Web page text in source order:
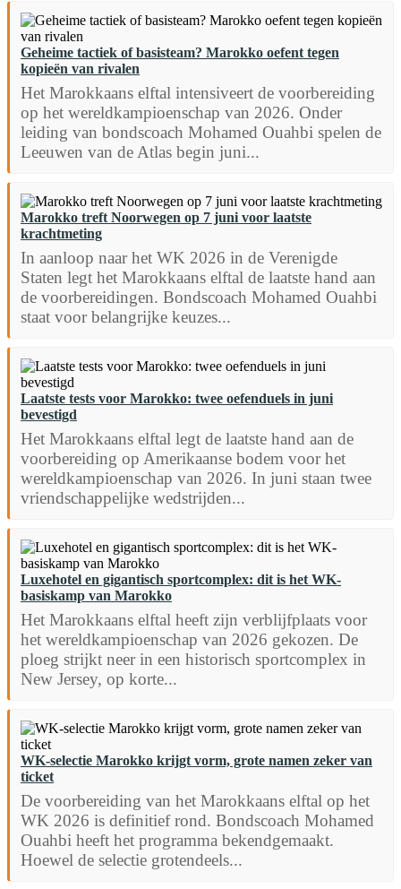
Geheime tactiek of basisteam? Marokko oefent tegen
kopieën van rivalen
Het Marokkaans elftal intensiveert de voorbereiding
op het wereldkampioenschap van 2026. Onder
leiding van bondscoach Mohamed Ouahbi spelen de
Leeuwen van de Atlas begin juni...
Marokko treft Noorwegen op 7 juni voor laatste
krachtmeting
In aanloop naar het WK 2026 in de Verenigde
Staten legt het Marokkaans elftal de laatste hand aan
de voorbereidingen. Bondscoach Mohamed Ouahbi
staat voor belangrijke keuzes...
Laatste tests voor Marokko: twee oefenduels in juni
bevestigd
Het Marokkaans elftal legt de laatste hand aan de
voorbereiding op Amerikaanse bodem voor het
wereldkampioenschap van 2026. In juni staan twee
vriendschappelijke wedstrijden...
Luxehotel en gigantisch sportcomplex: dit is het WK-
basiskamp van Marokko
Het Marokkaans elftal heeft zijn verblijfplaats voor
het wereldkampioenschap van 2026 gekozen. De
ploeg strijkt neer in een historisch sportcomplex in
New Jersey, op korte...
WK-selectie Marokko krijgt vorm, grote namen zeker van
ticket
De voorbereiding van het Marokkaans elftal op het
WK 2026 is definitief rond. Bondscoach Mohamed
Ouahbi heeft het programma bekendgemaakt.
Hoewel de selectie grotendeels...